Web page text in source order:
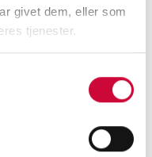
givet dem, eller som
tjenester.